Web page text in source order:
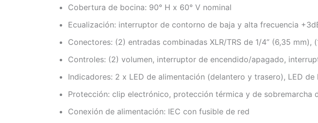
Cobertura de bocina: 90° H x 60° V nominal
Ecualización: interruptor de contorno de baja y alta frecuencia
Conectores: (2) entradas combinadas XLR/TRS de 1/4” (6,35
Controles: (2) volumen, interruptor de encendido/apagado,
Indicadores: 2 x LED de alimentación (delantero y trasero), LED
Protección: clip electrónico, protección térmica y de sobremarcha
Conexión de alimentación: IEC con fusible de red